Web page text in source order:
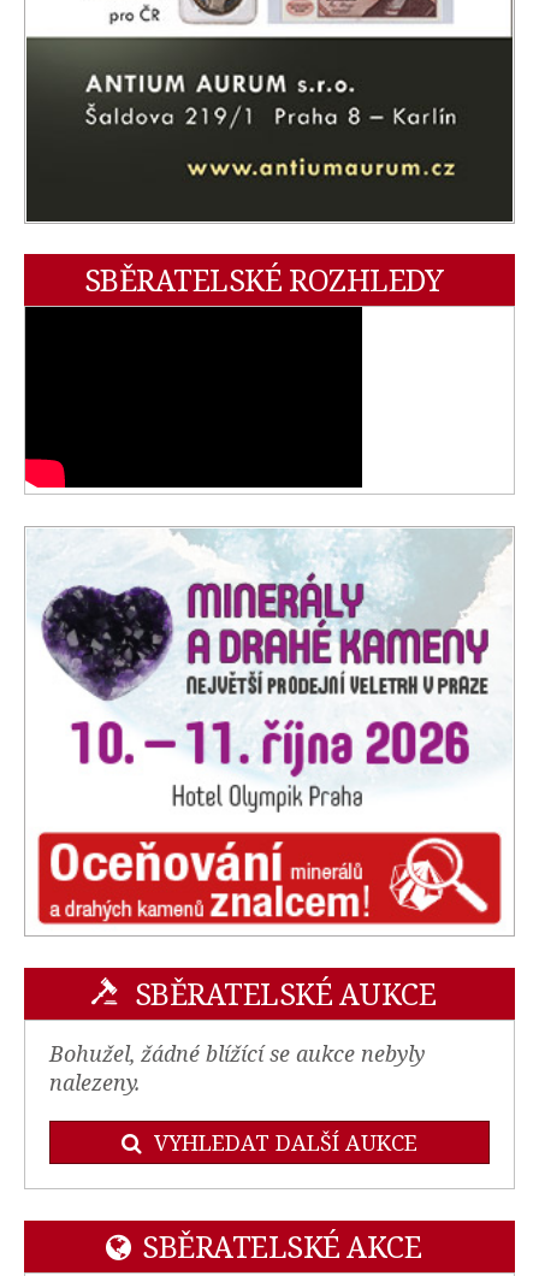
SBĚRATELSKÉ ROZHLEDY
SBĚRATELSKÉ AUKCE
Bohužel, žádné blížící se aukce nebyly
nalezeny.
VYHLEDAT DALŠÍ AUKCE
SBĚRATELSKÉ AKCE